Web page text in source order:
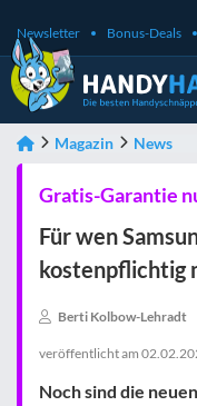
Newsletter Bonus-Deals
Magazin News
Gratis-Garantie
Für wen
kostenpflichtig
Berti Kolbow-Lehradt
veröffentlicht am
Noch sind die